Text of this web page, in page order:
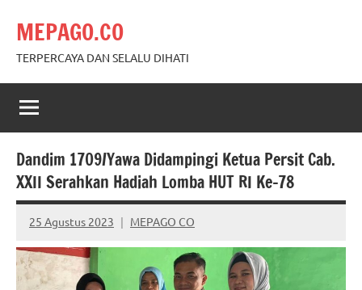
content
MEPAGO.CO
TERPERCAYA DAN SELALU DIHATI
Dandim 1709/Yawa Didampingi Ketua Persit Cab.
XXII Serahkan Hadiah Lomba HUT RI Ke-78
25 Agustus 2023 MEPAGO CO
No
comments